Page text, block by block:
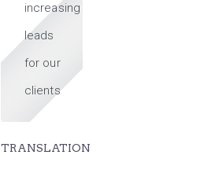
increasing
leads
for our
clients
TRANSLATION